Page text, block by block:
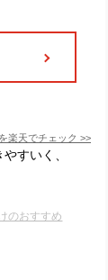
楽天でチェック >>
すいく、
のおすすめ